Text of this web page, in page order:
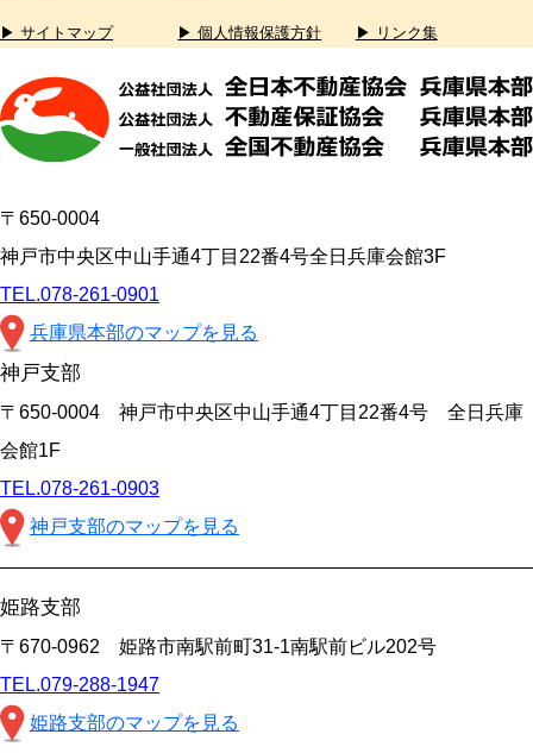
▶ サイトマップ ▶ 個人情報保護方針 ▶ リンク集
〒650-0004
神戸市中央区中山手通4丁目22番4号全日兵庫会館3F
TEL.078-261-0901
兵庫県本部のマップを見る
神戸支部
〒650-0004 神戸市中央区中山手通4丁目22番4号 全日兵庫
会館1F
TEL.078-261-0903
神戸支部のマップを見る
姫路支部
〒670-0962 姫路市南駅前町31-1南駅前ビル202号
TEL.079-288-1947
姫路支部のマップを見る